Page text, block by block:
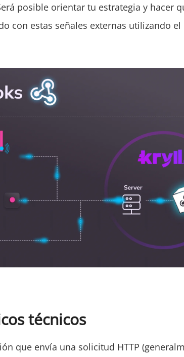
posible orientar tu estrategia y hacer
con estas señales externas utilizando
técnicos
que envía una solicitud HTTP